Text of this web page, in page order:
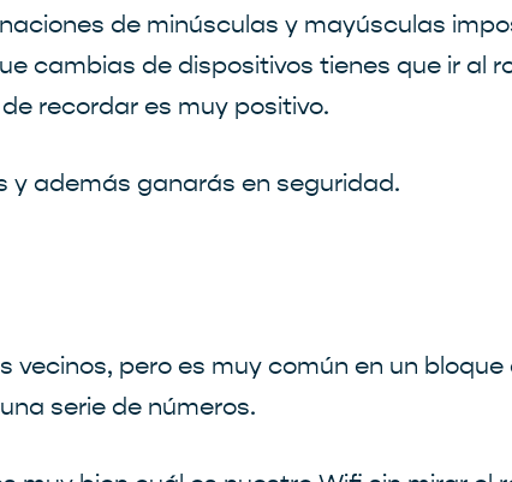
de minúsculas y mayúsculas
cambias de dispositivos tienes que ir al
recordar es muy positivo.
y además ganarás en seguridad.
pero es muy común en un bloque
serie de números.